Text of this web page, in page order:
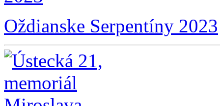
Oždianske Serpentíny 2023